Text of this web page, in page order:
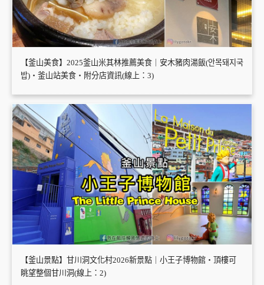
【釜山美食】2025釜山米其林推薦美食｜安木豬肉湯飯(안목돼지국
밥)・釜山站美食・附分店資訊(線上：3)
【釜山景點】甘川洞文化村2026新景點｜小王子博物館・頂樓可
眺望整個甘川洞(線上：2)